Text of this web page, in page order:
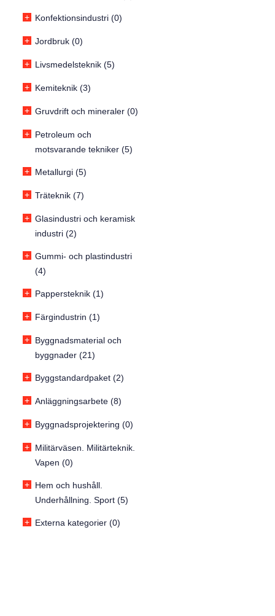
+ Konfektionsindustri (0)
+ Jordbruk (0)
+ Livsmedelsteknik (5)
+ Kemiteknik (3)
+ Gruvdrift och mineraler (0)
+ Petroleum och
motsvarande tekniker (5)
+ Metallurgi (5)
+ Träteknik (7)
+ Glasindustri och keramisk
industri (2)
+ Gummi- och plastindustri
(4)
+ Pappersteknik (1)
+ Färgindustrin (1)
+ Byggnadsmaterial och
byggnader (21)
+ Byggstandardpaket (2)
+ Anläggningsarbete (8)
+ Byggnadsprojektering (0)
+ Militärväsen. Militärteknik.
Vapen (0)
+ Hem och hushåll.
Underhållning. Sport (5)
+ Externa kategorier (0)